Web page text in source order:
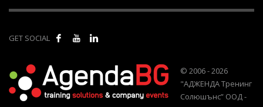
GET SOCIAL
© 2006 - 2026
"АДЖЕНДА Тренинг
Солюшънс” ООД -